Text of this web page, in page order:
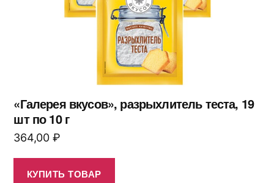
«Галерея вкусов», разрыхлитель теста, 19
шт по 10 г
364,00 ₽
КУПИТЬ ТОВАР